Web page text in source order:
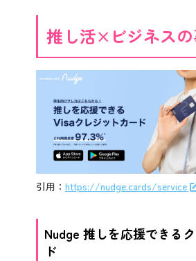
推し活×ビジネス
引用： https://nudge.cards/service
Nudge 推しを応援できる
ド